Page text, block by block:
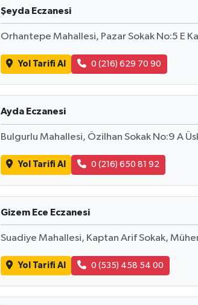
Şeyda Eczanesi
Orhantepe Mahallesi, Pazar Sokak No:5 E
Yol Tarifi Al 0 (216) 629 70 90
Ayda Eczanesi
Bulgurlu Mahallesi, Özilhan Sokak No:9 A
Yol Tarifi Al 0 (216) 650 81 92
Gizem Ece Eczanesi
Suadiye Mahallesi, Kaptan Arif Sokak,
Yol Tarifi Al 0 (535) 458 54 00